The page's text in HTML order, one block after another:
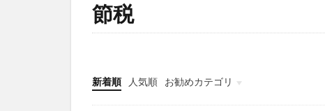
節税
新着順 人気順
お勧めカテゴリ
未分類